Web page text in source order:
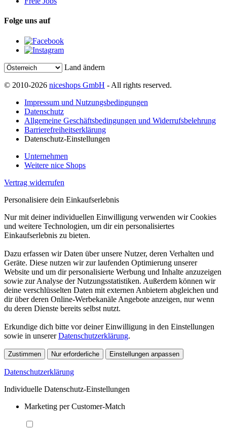
Folge uns auf
Land ändern
© 2010-2026 niceshops GmbH - All rights reserved.
Impressum und Nutzungsbedingungen
Datenschutz
Allgemeine Geschäftsbedingungen und Widerrufsbelehrung
Barrierefreiheitserklärung
Datenschutz-Einstellungen
Unternehmen
Weitere nice Shops
Vertrag widerrufen
Personalisiere dein Einkaufserlebnis
Nur mit deiner individuellen Einwilligung verwenden wir Cookies
und weitere Technologien, um dir ein personalisiertes
Einkaufserlebnis zu bieten.
Dazu erfassen wir Daten über unsere Nutzer, deren Verhalten und
Geräte. Diese nutzen wir zur laufenden Optimierung unserer
Website und um dir personalisierte Werbung und Inhalte anzuzeigen
sowie zur Analyse der Nutzungsstatistiken. Außerdem können wir
deine verschlüsselten Daten mit externen Anbietern abgleichen und
dir über deren Online-Werbekanäle Angebote anzeigen, nur wenn
du deren Dienste bereits selbst nutzt.
Erkundige dich bitte vor deiner Einwilligung in den Einstellungen
sowie in unsererDatenschutzerklärung.
Zustimmen Nur erforderliche Einstellungen anpassen
Datenschutzerklärung
Individuelle Datenschutz-Einstellungen
Marketing per Customer-Match